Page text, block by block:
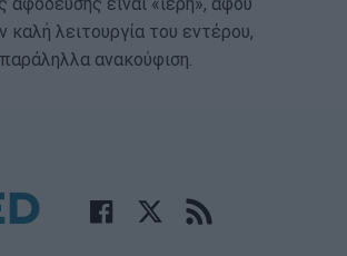
αφόδευσης είναι «ιερή», αφού
καλή λειτουργία του εντέρου,
ανακούφιση.